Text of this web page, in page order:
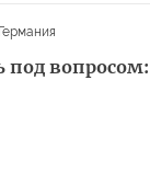
Германия
под